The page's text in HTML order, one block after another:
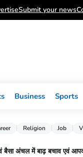
Submit your news
Business Sports
Religion Job
बैसा अंचल में बाढ़ बचाव एवं